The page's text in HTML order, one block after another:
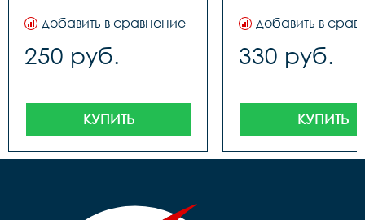
добавить в сравнение
250 руб.
КУПИТЬ
добавить в
330 руб.
КУПИТЬ